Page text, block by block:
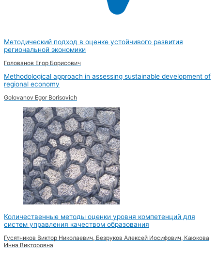
Методический подход в оценке устойчивого развития
региональной экономики
Голованов Егор Борисович
Methodological approach in assessing sustainable development of
regional economy
Golovanov Egor Borisovich
Количественные методы оценки уровня компетенций для
систем управления качеством образования
Гусятников Виктор Николаевич, Безруков Алексей Иосифович, Каюкова
Инна Викторовна